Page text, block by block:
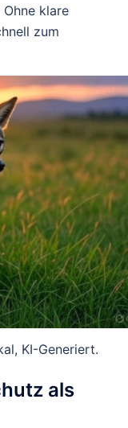
klare
zum
KI-Generiert.
als